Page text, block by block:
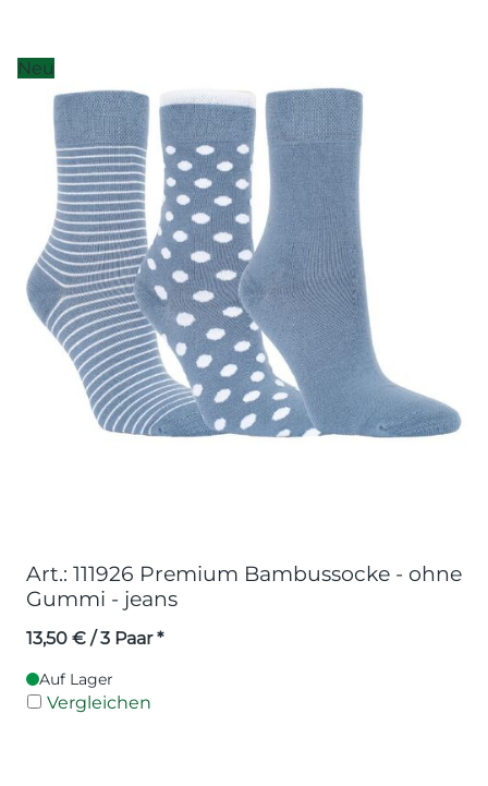
Neu
Art.: 111926 Premium Bambussocke - ohne
Gummi - jeans
13,50 € / 3 Paar *
Auf Lager
Vergleichen